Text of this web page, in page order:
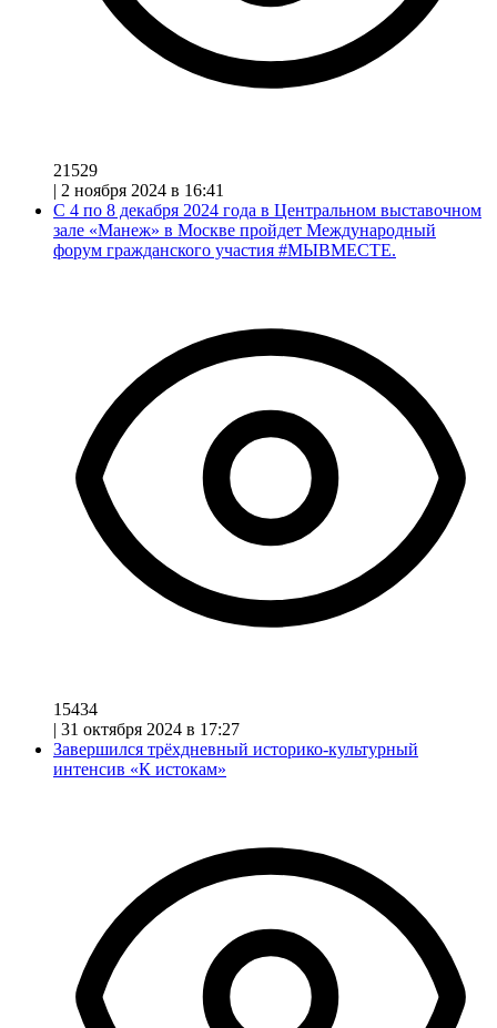
21529
| 2 ноября 2024 в 16:41
С 4 по 8 декабря 2024 года в Центральном выставочном
зале «Манеж» в Москве пройдет Международный
форум гражданского участия #МЫВМЕСТЕ.
15434
| 31 октября 2024 в 17:27
Завершился трёхдневный историко-культурный
интенсив «К истокам»